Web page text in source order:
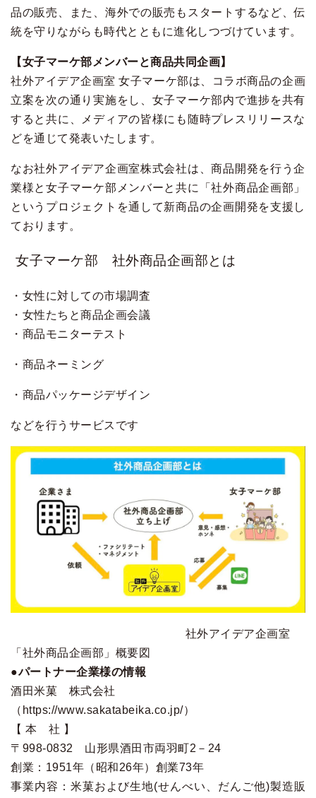
品の販売、また、海外での販売もスタートするなど、伝
統を守りながらも時代とともに進化しつづけています。
【女子マーケ部メンバーと商品共同企画】
社外アイデア企画室 女子マーケ部は、コラボ商品の企画
立案を次の通り実施をし、女子マーケ部内で進捗を共有
すると共に、メディアの皆様にも随時プレスリリースな
どを通じて発表いたします。
なお社外アイデア企画室株式会社は、商品開発を行う企
業様と女子マーケ部メンバーと共に「社外商品企画部」
というプロジェクトを通して新商品の企画開発を支援し
ております。
女子マーケ部 社外商品企画部とは
・女性に対しての市場調査
・女性たちと商品企画会議
・商品モニターテスト
・商品ネーミング
・商品パッケージデザイン
などを行うサービスです
社外アイデア企画室
「社外商品企画部」概要図
●パートナー企業様の情報
酒田米菓 株式会社
（ https://www.sakatabeika.co.jp/）
【 本 社 】
〒998-0832 山形県酒田市両羽町2－24
創業：1951年（昭和26年）創業73年
事業内容：米菓および生地(せんべい、だんご他)製造販